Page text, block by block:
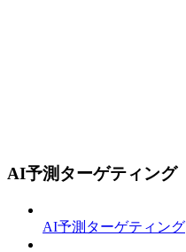
AI予測ターゲティング
AI予測ターゲティング